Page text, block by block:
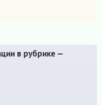
в рубрике —